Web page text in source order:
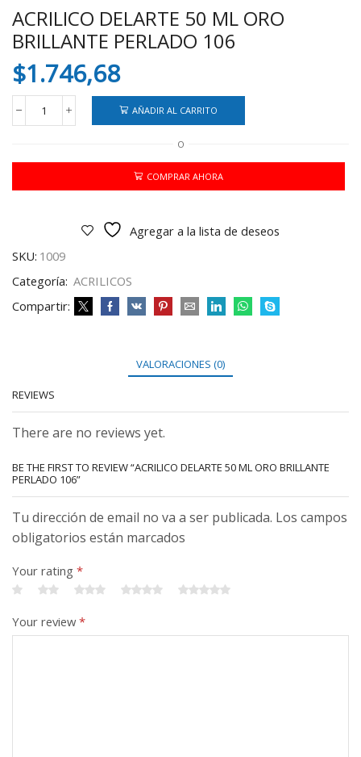
ACRILICO DELARTE 50 ML ORO
BRILLANTE PERLADO 106
$1.746,68
ACRILICO
DELARTE
ML
BRILLANTE
cantidad
AÑADIR AL CARRITO
O
COMPRAR AHORA
Agregar a la lista de deseos
SKU: 1009
Categoría: ACRILICOS
Compartir:
VALORACIONES (0)
REVIEWS
There are no reviews yet.
BE THE FIRST TO REVIEW “ACRILICO DELARTE 50 ML ORO BRILLANTE
PERLADO 106”
Tu dirección de email no va a ser publicada. Los campos
obligatorios están marcados
Your rating *
Your review*